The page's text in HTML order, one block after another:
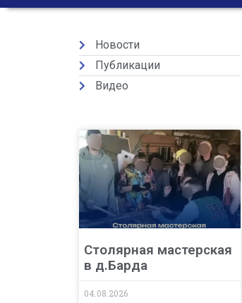
Новости
Публикации
Видео
Столярная мастерская
в д.Барда
04.08.2026